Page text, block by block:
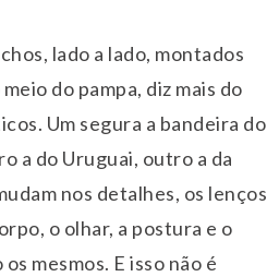
lado a lado, montados
do pampa, diz mais do
Um segura a bandeira do
a do Uruguai, outro a da
nos detalhes, os lenços
o olhar, a postura e o
mesmos. E isso não é